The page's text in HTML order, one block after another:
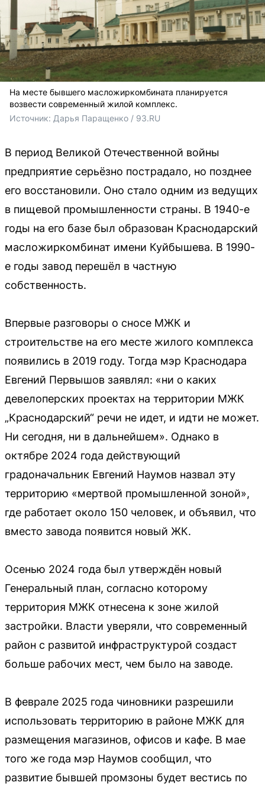
На месте бывшего масложиркомбината планируется
возвести современный жилой комплекс.
Источник: Дарья Паращенко / 93.RU
В период Великой Отечественной войны
предприятие серьёзно пострадало, но позднее
его восстановили. Оно стало одним из ведущих
в пищевой промышленности страны. В 1940-е
годы на его базе был образован Краснодарский
масложиркомбинат имени Куйбышева. В 1990-
е годы завод перешёл в частную
собственность.
Впервые разговоры о сносе МЖК и
строительстве на его месте жилого комплекса
появились в 2019 году. Тогда мэр Краснодара
Евгений Первышов заявлял: «ни о каких
девелоперских проектах на территории МЖК
„Краснодарский“ речи не идет, и идти не может.
Ни сегодня, ни в дальнейшем». Однако в
октябре 2024 года действующий
градоначальник Евгений Наумов назвал эту
территорию «мертвой промышленной зоной»,
где работает около 150 человек, и объявил, что
вместо завода появится новый ЖК.
Осенью 2024 года был утверждён новый
Генеральный план, согласно которому
территория МЖК отнесена к зоне жилой
застройки. Власти уверяли, что современный
район с развитой инфраструктурой создаст
больше рабочих мест, чем было на заводе.
В феврале 2025 года чиновники разрешили
использовать территорию в районе МЖК для
размещения магазинов, офисов и кафе. В мае
того же года мэр Наумов сообщил, что
развитие бывшей промзоны будет вестись по